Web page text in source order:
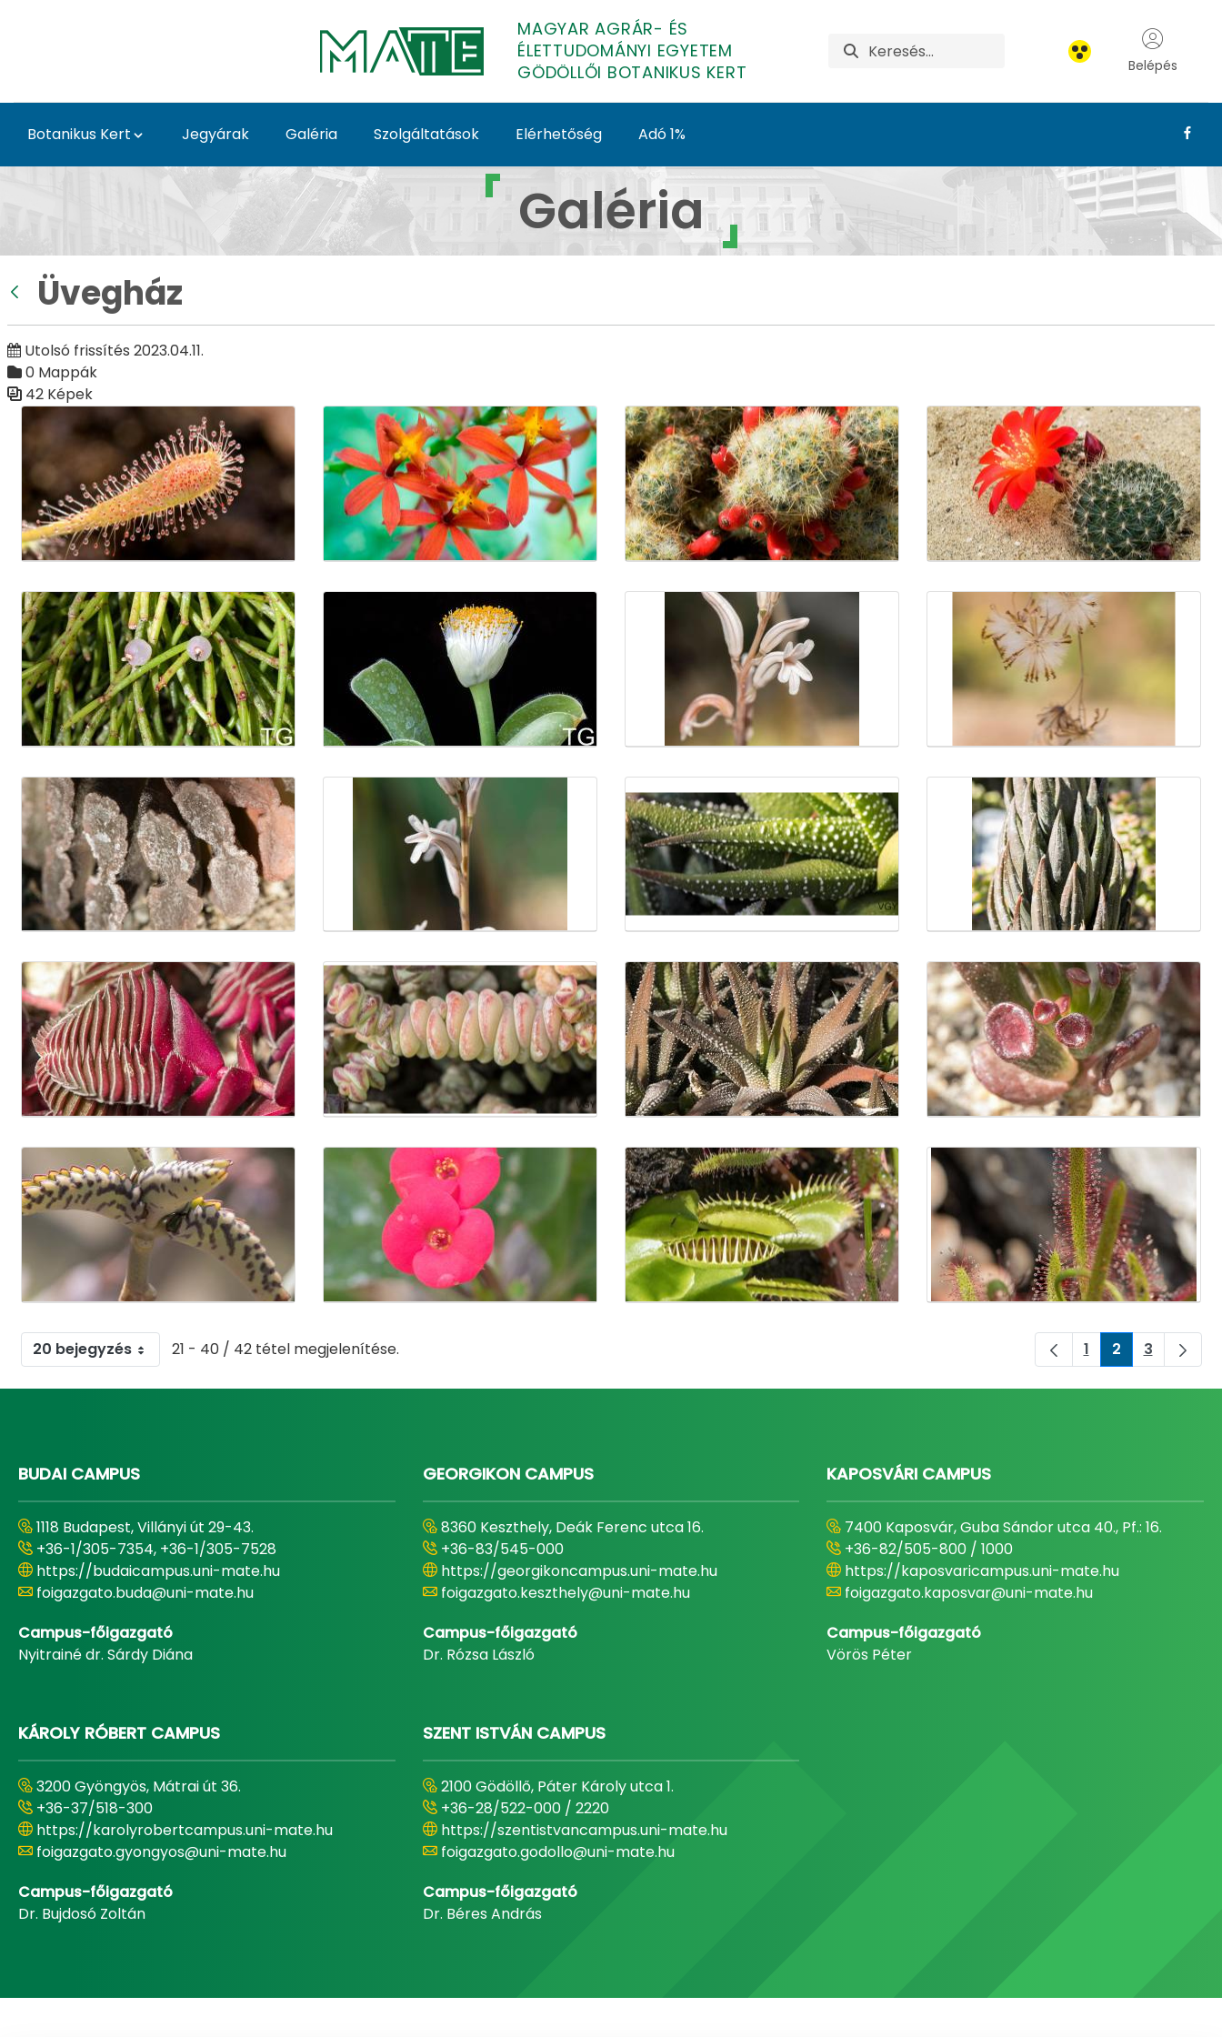
MAGYAR AGRÁR- ÉS
ÉLETTUDOMÁNYI EGYETEM
GÖDÖLLŐI BOTANIKUS KERT
Belépés
Botanikus Kert Jegyárak Galéria Szolgáltatások Elérhetőség Adó 1%
Üvegház - Galéria - Gödöllői Botanikus Kert
Galéria
Üvegház
Utolsó frissítés 2023.04.11.
0 Mappák
42 Képek
Médiatár
20 bejegyzés 21 - 40 / 42 tétel megjelenítése. Oldal
1 Oldal
2 Oldal
3
BUDAI CAMPUS
1118 Budapest, Villányi út 29-43.
+36-1/305-7354, +36-1/305-7528
https://budaicampus.uni-mate.hu
foigazgato.buda@uni-mate.hu
Campus-főigazgató
Nyitrainé dr. Sárdy Diána
GEORGIKON CAMPUS
8360 Keszthely, Deák Ferenc utca 16.
+36-83/545-000
https://georgikoncampus.uni-mate.hu
foigazgato.keszthely@uni-mate.hu
Campus-főigazgató
Dr. Rózsa László
KAPOSVÁRI CAMPUS
7400 Kaposvár, Guba Sándor utca 40., Pf.: 16.
+36-82/505-800 / 1000
https://kaposvaricampus.uni-mate.hu
foigazgato.kaposvar@uni-mate.hu
Campus-főigazgató
Vörös Péter
KÁROLY RÓBERT CAMPUS
3200 Gyöngyös, Mátrai út 36.
+36-37/518-300
https://karolyrobertcampus.uni-mate.hu
foigazgato.gyongyos@uni-mate.hu
Campus-főigazgató
Dr. Bujdosó Zoltán
SZENT ISTVÁN CAMPUS
2100 Gödöllő, Páter Károly utca 1.
+36-28/522-000 / 2220
https://szentistvancampus.uni-mate.hu
foigazgato.godollo@uni-mate.hu
Campus-főigazgató
Dr. Béres András